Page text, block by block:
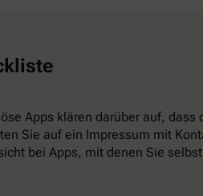
Apps klären darüber auf,
Sie auf ein Impressum mit
bei Apps, mit denen Sie